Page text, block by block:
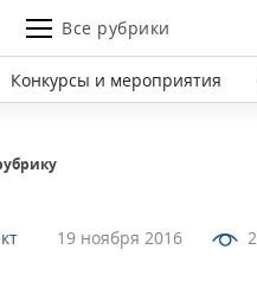
Все рубрики
Конкурсы и мероприятия
19 ноября 2016